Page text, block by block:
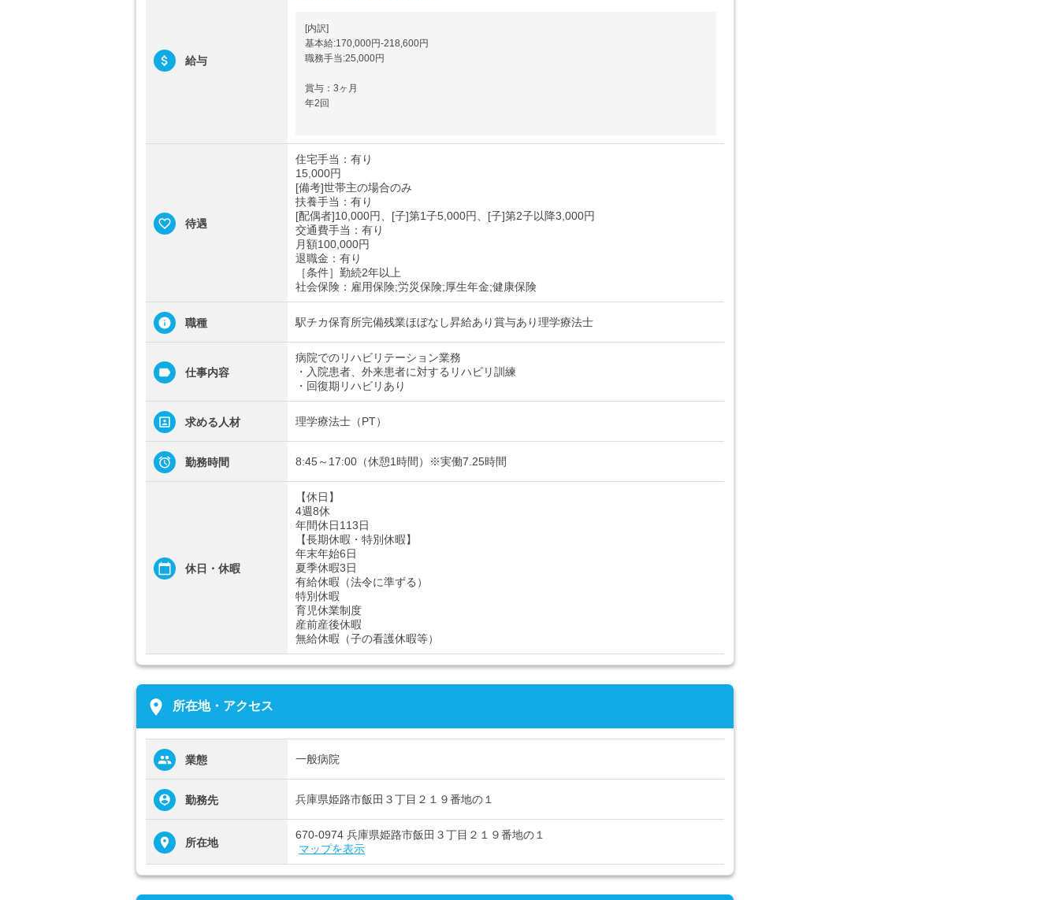
給与
[内訳]
基本給:170,000円-218,600円
職務手当:25,000円
賞与：3ヶ月
年2回
待遇
住宅手当：有り
15,000円
[備考]世帯主の場合のみ
扶養手当：有り
[配偶者]10,000円、[子]第1子5,000円、[子]第2子以降3,000円
交通費手当：有り
月額100,000円
退職金：有り
［条件］勤続2年以上
社会保険：雇用保険;労災保険;厚生年金;健康保険
職種 駅チカ保育所完備残業ほぼなし昇給あり賞与あり理学療法士
仕事内容
病院でのリハビリテーション業務
・入院患者、外来患者に対するリハビリ訓練
・回復期リハビリあり
求める人材 理学療法士（PT）
勤務時間 8:45～17:00（休憩1時間）※実働7.25時間
休日・休暇
【休日】
4週8休
年間休日113日
【長期休暇・特別休暇】
年末年始6日
夏季休暇3日
有給休暇（法令に準ずる）
特別休暇
育児休業制度
産前産後休暇
無給休暇（子の看護休暇等）
place 所在地・アクセス
業態 一般病院
勤務先 兵庫県姫路市飯田３丁目２１９番地の１
所在地
670-0974 兵庫県姫路市飯田３丁目２１９番地の１
マップを表示